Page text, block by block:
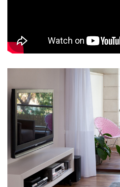
Location: Tel Baruch
Floor Area: 110